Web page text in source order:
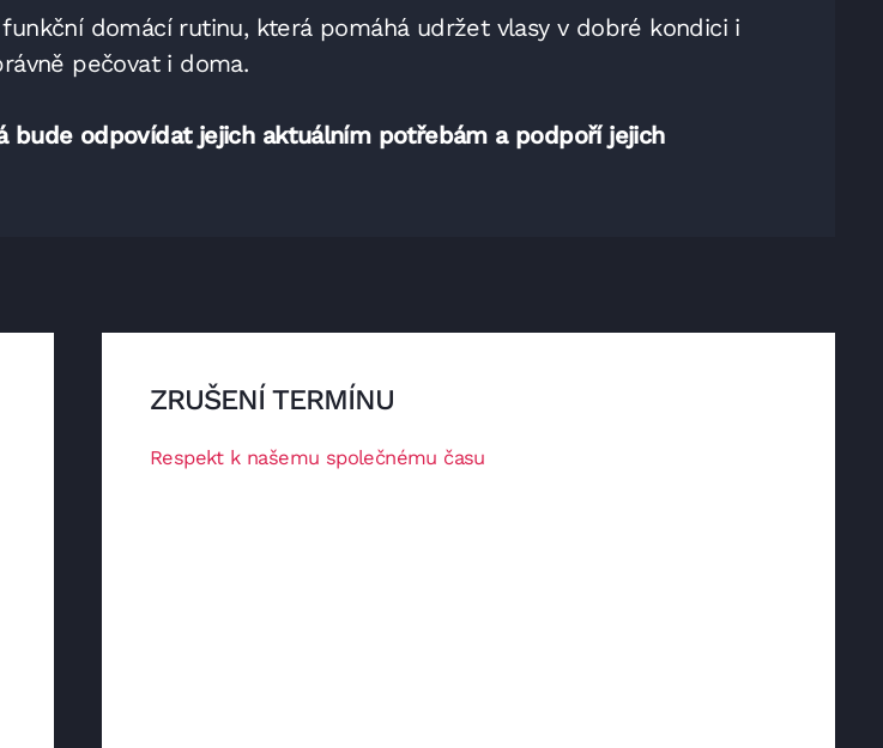
domácí rutinu, která pomáhá udržet vlasy v dobré kondici i
pečovat i doma.
odpovídat jejich aktuálním potřebám a podpoří jejich
ZRUŠENÍ TERMÍNU
Respekt k našemu společnému času